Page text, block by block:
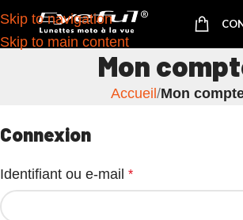
Skip to navigation
Skip to main content
Mon
Accueil /Mon
Connexion
Identifiant ou e-mail *